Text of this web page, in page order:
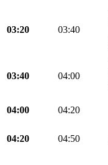
03:20 03:40
03:40 04:00
04:00 04:20
04:20 04:50